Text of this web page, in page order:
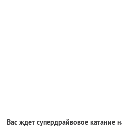
Вас ждет супердрайвовое катание